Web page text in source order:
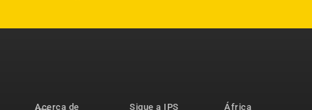
Acerca de
Sigue a IPS
África